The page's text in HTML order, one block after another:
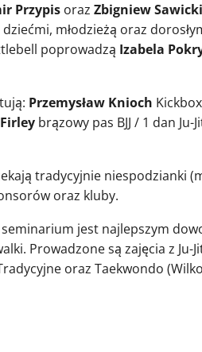
Przypis oraz Zbigniew Sawicki
młodzieżą oraz
poprowadzą Izabela
Przemysław Knioch
brązowy pas BJJ / 1 dan
tradycyjnie niespodzianki
oraz kluby.
jest najlepszym
Prowadzone są zajęcia z Ju-
oraz Taekwondo